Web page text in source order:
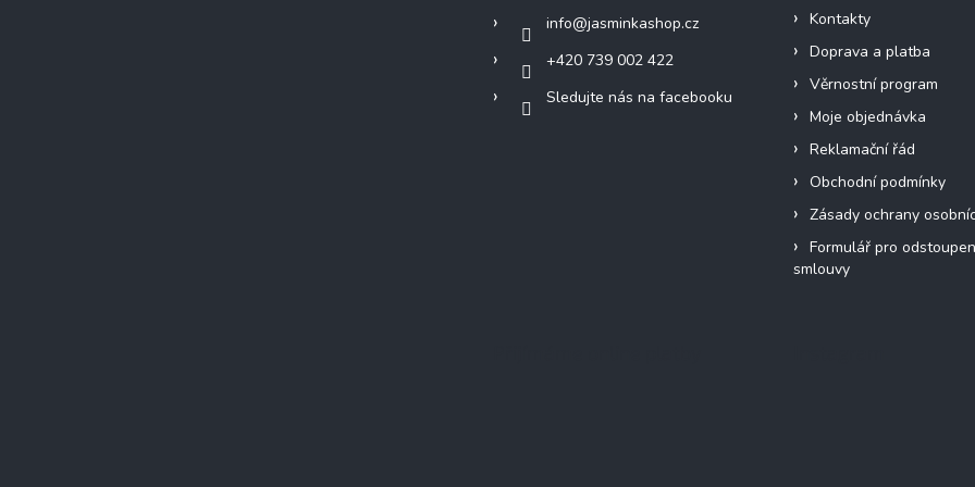
info@jasminkashop.cz
+420 739 002 422
Sledujte nás na facebooku
Kontakty
Doprava a platba
Věrnostní program
Moje objednávka
Reklamační řád
Obchodní podmínky
Zásady ochrany
Formulář pro
smlouvy